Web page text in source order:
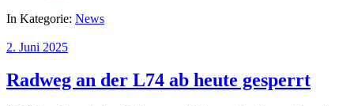
In Kategorie: News
2. Juni 2025
Radweg an der L74 ab heute gesperrt